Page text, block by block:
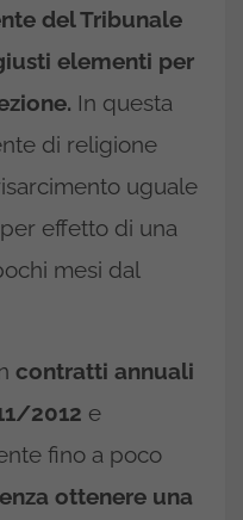
del Tribunale
elementi per
In questa
di religione
uguale
effetto di una
mesi dal
contratti annuali
2012 e
fino a poco
ottenere una